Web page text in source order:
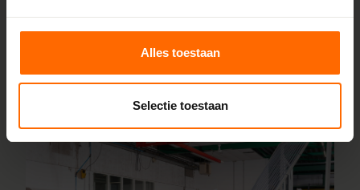
Alles toestaan
Selectie toestaan
advies over maatwerk of montage helpen onze vakmensen